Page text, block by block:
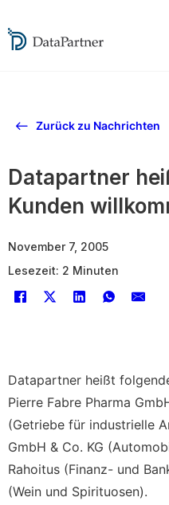
Zurück zu Nachrichten
Datapartner
Kunden
November 7, 2005
Lesezeit: 2 Minuten
Datapartner heißt
Pierre Fabre Pharma
(Getriebe für industrielle
GmbH & Co. KG
Rahoitus (Finanz- und
(Wein und Spirituosen).